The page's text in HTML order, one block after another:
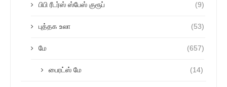
பிபி ரீடர்ஸ் ஸ்பேஸ் குரூப் (9)
புத்தக உலா (53)
மே (657)
பைரட்ஸ் மே (14)